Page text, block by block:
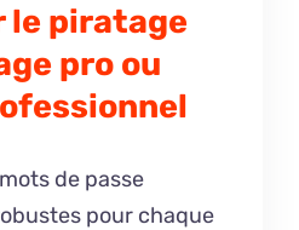
le piratage
pro ou
de passe
pour chaque